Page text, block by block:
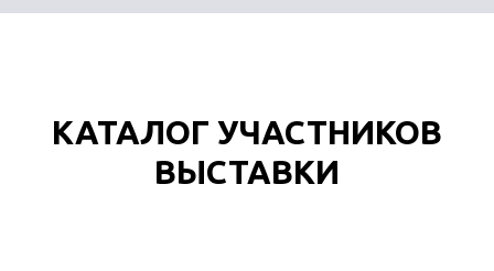
КАТАЛОГ УЧАСТНИКОВ
ВЫСТАВКИ